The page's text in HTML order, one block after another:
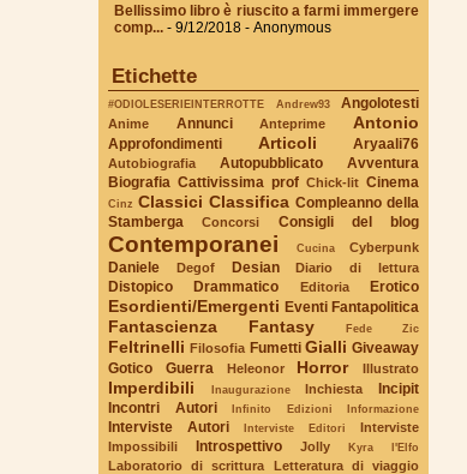
Bellissimo libro è riuscito a farmi immergere
comp... - 9/12/2018 - Anonymous
Etichette
#ODIOLESERIEINTERROTTE Andrew93 Angolotesti
Anime Annunci Anteprime Antonio
Approfondimenti Articoli Aryaali76
Autobiografia Autopubblicato
Avventura
Biografia Cattivissima prof Chick-lit Cinema
Cinz Classici Classifica Compleanno della
Stamberga
Concorsi Consigli del blog
Contemporanei Cucina Cyberpunk
Daniele Degof Desian Diario di lettura
Distopico Drammatico Editoria Erotico
Esordienti/Emergenti Eventi Fantapolitica
Fantascienza Fantasy Fede Zic
Feltrinelli Filosofia Fumetti Gialli Giveaway
Gotico
Guerra Heleonor Horror Illustrato
Imperdibili Inaugurazione Inchiesta
Incipit
Incontri Autori
Infinito Edizioni Informazione
Interviste Autori Interviste Editori
Interviste
Impossibili
Introspettivo Jolly Kyra l'Elfo
Laboratorio di scrittura
Letteratura di viaggio